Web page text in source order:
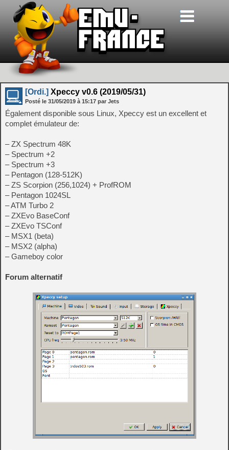
[Ordi.] Xpeccy v0.6 (2019/05/31)
Posté le 31/05/2019 à 15:17 par Jets
Également disponible sous Linux, Xpeccy est un excellent et
complet émulateur de:
– ZX Spectrum 48K
– Spectrum +2
– Spectrum +3
– Pentagon (128-512K)
– ZS Scorpion (256,1024) + ProfROM
– Pentagon 1024SL
– ATM Turbo 2
– ZXEvo BaseConf
– ZXEvo TSConf
– MSX1 (beta)
– MSX2 (alpha)
– Gameboy color
Forum alternatif